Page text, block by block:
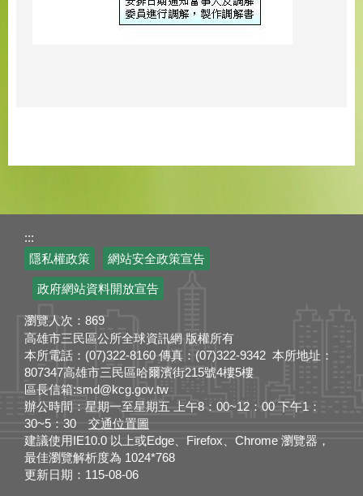
:::
隱私權政策
網站安全政策宣告
政府網站資料開放宣告
瀏覽人次： 869
高雄市三民區公所全球資訊網 版權所有
本所電話：(07)322-8160 傳真：(07)322-9342 本所地址：
807347高雄市三民區哈爾濱街215號4樓5樓
區長信箱:smd@kcg.gov.tw
辦公時間：星期一至星期五 上午8：00~12：00 下午1：
30~5：30 交通位置圖
建議使用IE10.0 以上或Edge、Firefox、Chrome 瀏覽器，
最佳瀏覽解析度為 1024*768
更新日期： 115-08-06